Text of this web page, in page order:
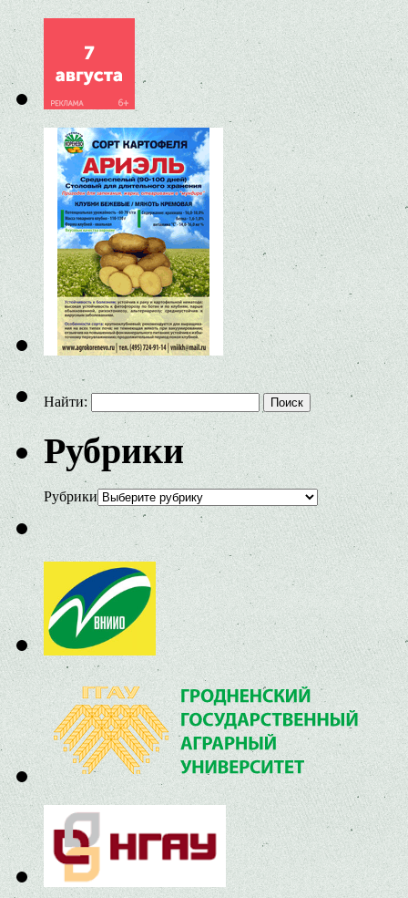
Найти:
Рубрики
Рубрики